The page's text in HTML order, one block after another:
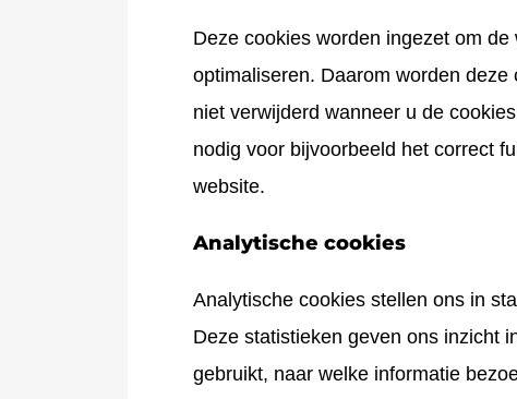
Deze cookies worden ingezet om
optimaliseren. Daarom worden
niet verwijderd wanneer u de
nodig voor bijvoorbeeld het correct
website.
Analytische cookies
Analytische cookies stellen ons in
Deze statistieken geven ons inzicht
gebruikt, naar welke informatie